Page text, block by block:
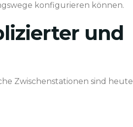
konfigurieren können.
und
Zwischenstationen sind heute